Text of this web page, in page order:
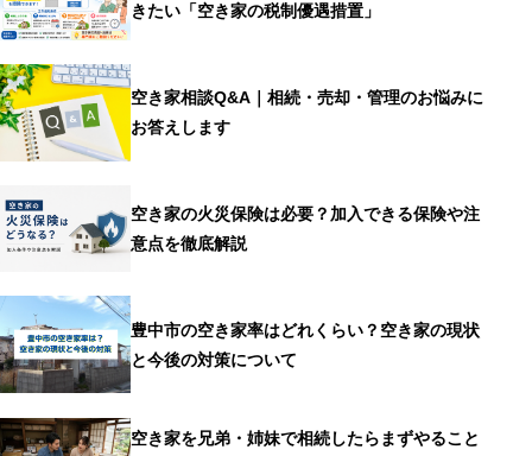
きたい「空き家の税制優遇措置」
空き家相談Q&A｜相続・売却・管理のお悩みに
お答えします
空き家の火災保険は必要？加入できる保険や注
意点を徹底解説
豊中市の空き家率はどれくらい？空き家の現状
と今後の対策について
空き家を兄弟・姉妹で相続したらまずやること